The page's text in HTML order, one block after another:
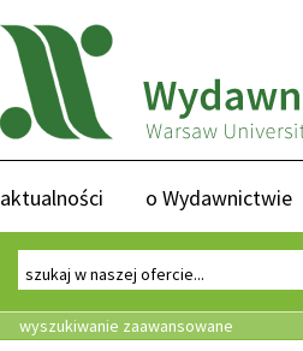
aktualności o Wydawnictwie
wyszukiwanie zaawansowane